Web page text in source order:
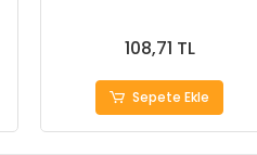
108,71 TL
Sepete Ekle